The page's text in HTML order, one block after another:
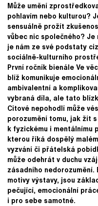
Může umění
pohlavím nebo kulturou?
sensuálně prožít
vůbec nic společného?
je nám ze své podstaty
sociálně-kulturního
První ročník bienále Ve
blíž komunikuje
ambivalentní a
vybraná díla, ale tato
Citové nepohodlí může
porozumění tomu, jak žít
k fyzickému i mentálnímu
kterou říká dospělý
vyzvání či přátelská
může odehrát v duchu
zásadního
motivy výstavy, jsou
pečující, emocionální
i pro sebe samotné.